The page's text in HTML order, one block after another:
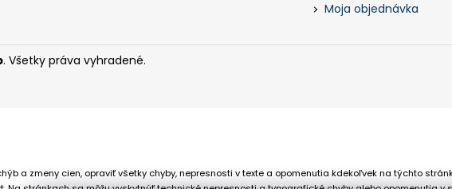
Moja objednávka
. Všetky práva vyhradené.
a zmeny cien, opraviť všetky chyby, nepresnosti v texte a opomenutia kdekoľvek na týchto